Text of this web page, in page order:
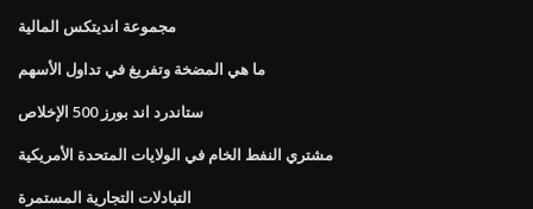
مجموعة انديتكس المالية
ما هي المضخة وتفريغ في تداول الأسهم
ستاندرد اند بورز 500 الإخلاص
مشتري النفط الخام في الولايات المتحدة الأمريكية
التبادلات التجارية المستمرة